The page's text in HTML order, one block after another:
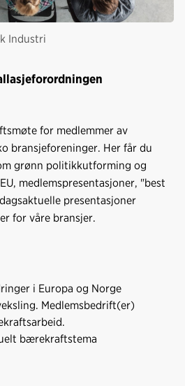
Industri
for medlemmer av
bransjeforeninger. Her får du
grønn politikkutforming og
medlemspresentasjoner, "best
presentasjoner
for våre bransjer.
i Europa og Norge
Medlemsbedrift(er)
bærekraftstema